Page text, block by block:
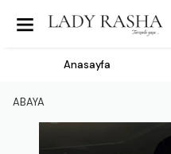
Anasayfa
ABAYA